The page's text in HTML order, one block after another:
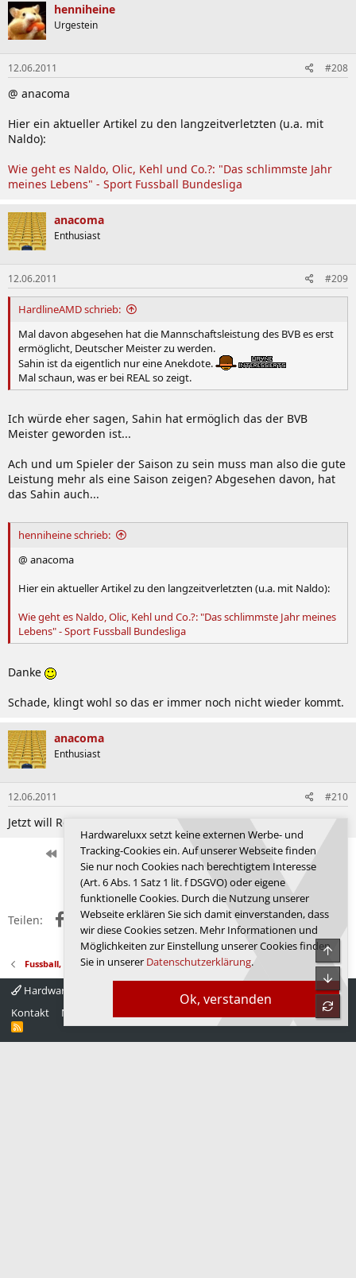
henniheine
Urgestein
12.06.2011 #208
@ anacoma
Hier ein aktueller Artikel zu den langzeitverletzten (u.a. mit
Naldo):
Wie geht es Naldo, Olic, Kehl und Co.?: "Das schlimmste Jahr
meines Lebens" - Sport Fussball Bundesliga
anacoma
Enthusiast
12.06.2011 #209
HardlineAMD schrieb:
Mal davon abgesehen hat die Mannschaftsleistung des BVB es erst
ermöglicht, Deutscher Meister zu werden.
Sahin ist da eigentlich nur eine Anekdote.
Mal schaun, was er bei REAL so zeigt.
Ich würde eher sagen, Sahin hat ermöglich das der BVB
Meister geworden ist...
Ach und um Spieler der Saison zu sein muss man also die gute
Leistung mehr als eine Saison zeigen? Abgesehen davon, hat
das Sahin auch...
henniheine schrieb:
@ anacoma
Hier ein aktueller Artikel zu den langzeitverletzten (u.a. mit Naldo):
Wie geht es Naldo, Olic, Kehl und Co.?: "Das schlimmste Jahr meines
Lebens" - Sport Fussball Bundesliga
Danke
Schade, klingt wohl so das er immer noch nicht wieder kommt.
anacoma
Enthusiast
12.06.2011 #210
Jetzt will Real auch noch Essien kaufen, wird eng da im DM
Vorherige 7 von 3668 Nächste Letzte
Anmelden, um zu antworten.
Teilen: FacebookX (Twitter)
RedditWhatsApp
E-MailLink
Fussball, Sport, Autos
Hardwareluxx 4.0
Kontakt
Nutzungsbedingungen Startseite
R
Ok, verstanden
Hardwareluxx setzt keine externen Werbe- und
Tracking-Cookies ein. Auf unserer Webseite finden
Sie nur noch Cookies nach berechtigtem Interesse
(Art. 6 Abs. 1 Satz 1 lit. f DSGVO) oder eigene
funktionelle Cookies. Durch die Nutzung unserer
Webseite erklären Sie sich damit einverstanden, dass
wir diese Cookies setzen. Mehr Informationen und
Möglichkeiten zur Einstellung unserer Cookies finden
Sie in unserer Datenschutzerklärung.